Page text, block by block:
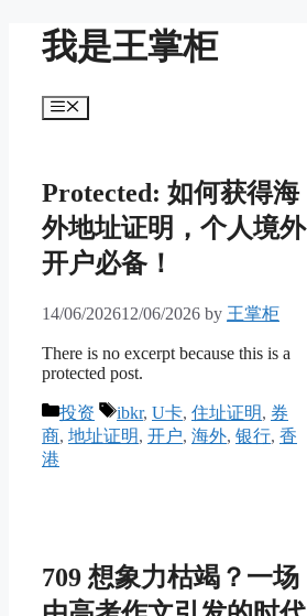
我是王掌柜
Menu
Protected: 如何获得海
外地址证明，个人境外
开户必备！
14/06/202612/06/2026 by 王掌柜
There is no excerpt because this is a
protected post.
Categories
投资 Tags
ibkr, U卡, 住址证明, 券
商, 地址证明, 开户, 海外, 银行, 香
港
709 想象力枯竭？一场